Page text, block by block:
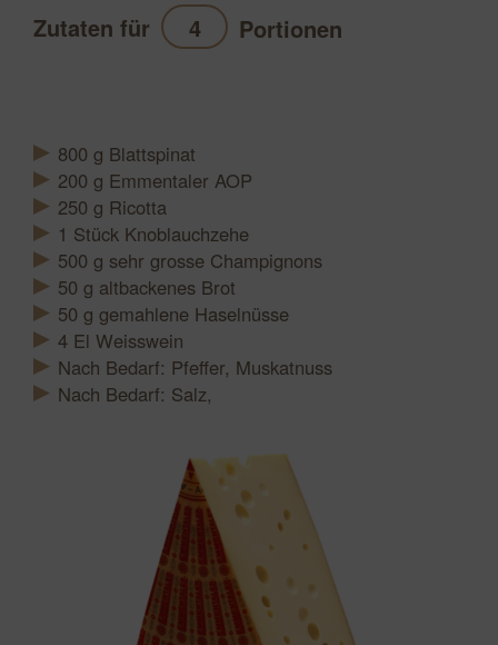
Zutaten für Portionen
800 g Blattspinat
200 g Emmentaler AOP
250 g Ricotta
1 Stück Knoblauchzehe
500 g sehr grosse Champignons
50 g altbackenes Brot
50 g gemahlene Haselnüsse
4 El Weisswein
Nach Bedarf: Pfeffer, Muskatnuss
Nach Bedarf: Salz,